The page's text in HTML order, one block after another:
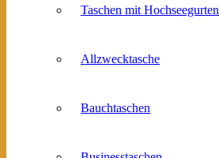
Taschen mit Hochseegurten
Allzwecktasche
Bauchtaschen